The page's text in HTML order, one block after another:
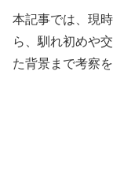
本記事では、現
ら、馴れ初めや
た背景まで考察